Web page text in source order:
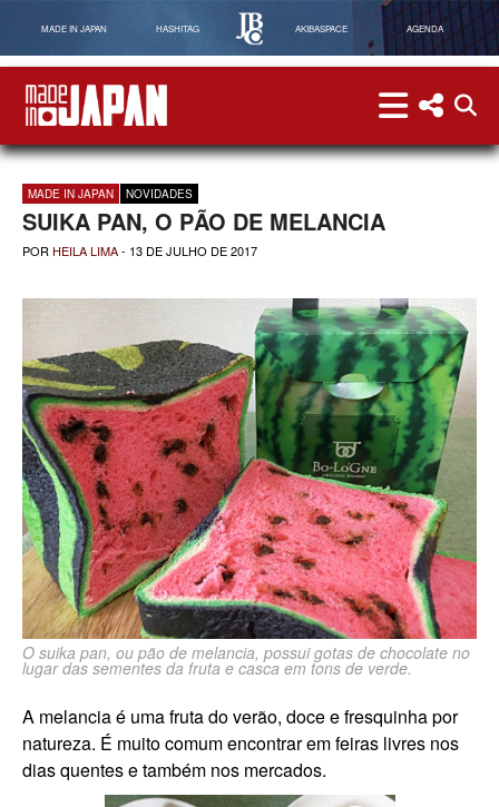
MADE IN JAPAN HASHITAG AKIBASPACE AGENDA
menu menu
MADE IN JAPAN NOVIDADES
SUIKA PAN, O PÃO DE MELANCIA
POR HEILA LIMA- 13 DE JULHO DE 2017
O suika pan, ou pão de melancia, possui gotas de chocolate no
lugar das sementes da fruta e casca em tons de verde.
A melancia é uma fruta do verão, doce e fresquinha por
natureza. É muito comum encontrar em feiras livres nos
dias quentes e também nos mercados.